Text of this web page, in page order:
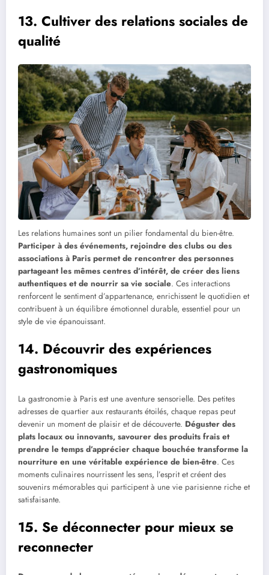
13. Cultiver des relations sociales de
qualité
Les relations humaines sont un pilier fondamental du bien-être.
Participer à des événements, rejoindre des clubs ou des
associations à Paris permet de rencontrer des personnes
partageant les mêmes centres d’intérêt, de créer des liens
authentiques et de nourrir sa vie sociale. Ces interactions
renforcent le sentiment d’appartenance, enrichissent le quotidien et
contribuent à un équilibre émotionnel durable, essentiel pour un
style de vie épanouissant.
14. Découvrir des expériences
gastronomiques
La gastronomie à Paris est une aventure sensorielle. Des petites
adresses de quartier aux restaurants étoilés, chaque repas peut
devenir un moment de plaisir et de découverte. Déguster des
plats locaux ou innovants, savourer des produits frais et
prendre le temps d’apprécier chaque bouchée transforme la
nourriture en une véritable expérience de bien-être. Ces
moments culinaires nourrissent les sens, l’esprit et créent des
souvenirs mémorables qui participent à une vie parisienne riche et
satisfaisante.
15. Se déconnecter pour mieux se
reconnecter